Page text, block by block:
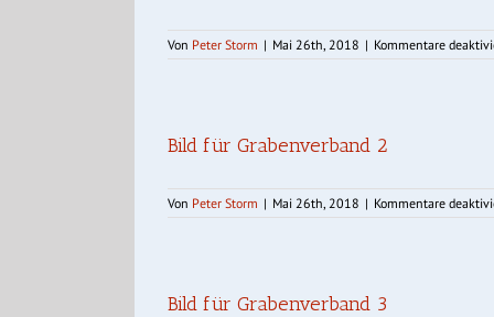
Von Peter Storm | Mai 26th, 2018 | Kommentare
Bild für Grabenverband 2
Von Peter Storm | Mai 26th, 2018 | Kommentare
Bild für Grabenverband 3